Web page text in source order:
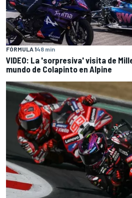
FÓRMULA 148 min
VIDEO: La 'sorpresiva' visita de
mundo de Colapinto en Alpine